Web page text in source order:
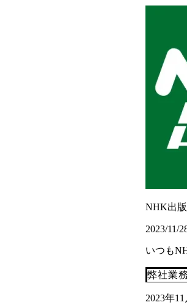
NHK出版
2023/11/
いつも
弊社業
2023年